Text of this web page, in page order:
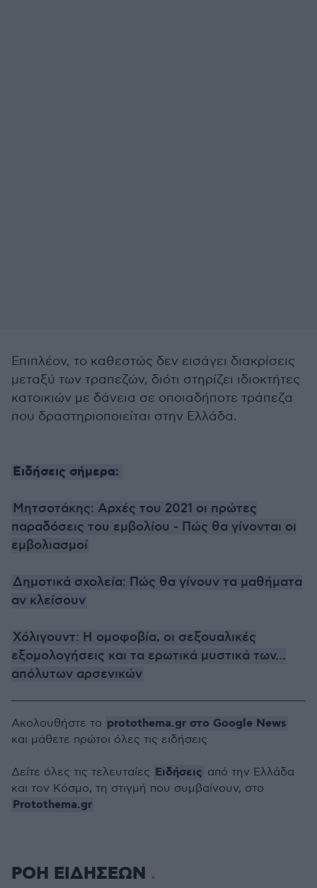
Επιπλέον, το καθεστώς δεν εισάγει διακρίσεις
μεταξύ των τραπεζών, διότι στηρίζει ιδιοκτήτες
κατοικιών με δάνεια σε οποιαδήποτε τράπεζα
που δραστηριοποιείται στην Ελλάδα.
Ειδήσεις σήμερα:
Μητσοτάκης: Αρχές του 2021 οι πρώτες
παραδόσεις του εμβολίου - Πώς θα γίνονται οι
εμβολιασμοί
Δημοτικά σχολεία: Πώς θα γίνουν τα μαθήματα
αν κλείσουν
Χόλιγουντ: Η ομοφοβία, οι σεξουαλικές
εξομολογήσεις και τα ερωτικά μυστικά των...
απόλυτων αρσενικών
Ακολουθήστε το protothema.gr στο Google News
και μάθετε πρώτοι όλες τις ειδήσεις
Δείτε όλες τις τελευταίες Ειδήσεις από την Ελλάδα
και τον Κόσμο, τη στιγμή που συμβαίνουν, στο
Protothema.gr
ΡΟΗ ΕΙΔΗΣΕΩΝ